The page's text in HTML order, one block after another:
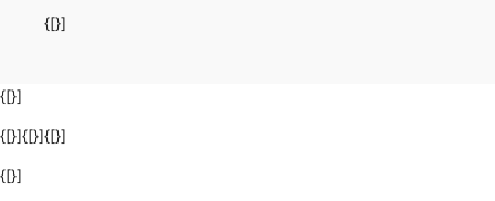
{[}]
{[}]
{[}]{[}]{[}]
{[}]